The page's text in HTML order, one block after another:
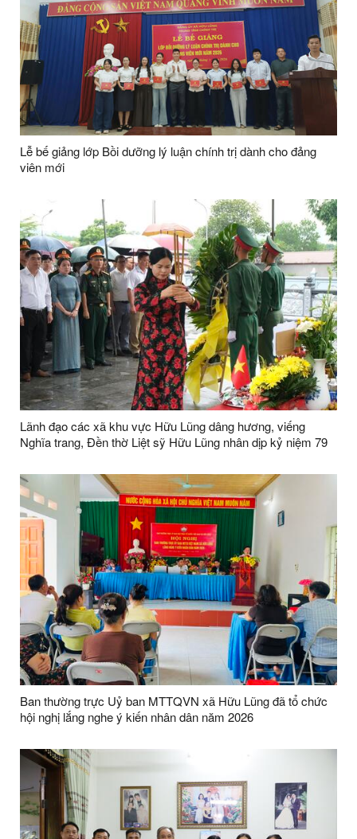
Lễ bế giảng lớp Bồi dưỡng lý luận chính trị dành cho đảng
viên mới
Lãnh đạo các xã khu vực Hữu Lũng dâng hương, viếng
Nghĩa trang, Đền thờ Liệt sỹ Hữu Lũng nhân dịp kỷ niệm 79
Ban thường trực Uỷ ban MTTQVN xã Hữu Lũng đã tổ chức
hội nghị lắng nghe ý kiến nhân dân năm 2026